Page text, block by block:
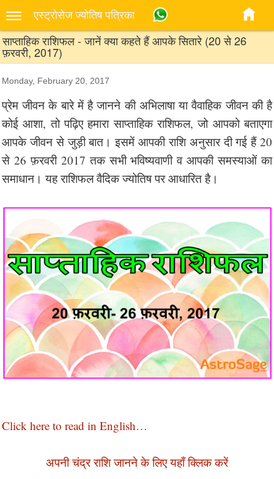
एस्‍ट्रोसेज ज्‍योतिष पत्रिका
साप्ताहिक राशिफल - जानें क्या कहते हैं आपके सितारे (20 से 26
फ़रवरी, 2017)
Monday, February 20, 2017
प्रेम जीवन के बारे में है जानने की अभिलाषा या वैवाहिक जीवन की है
कोई आशा, तो पढ़िए हमारा साप्ताहिक राशिफल, जो आपको बताएगा
आपके जीवन से जुड़ी बात। इसमें आपकी राशि अनुसार दी गई हैं 20
से 26 फ़रवरी 2017 तक सभी भविष्यवाणी व आपकी समस्याओं का
समाधान। यह राशिफल वैदिक ज्योतिष पर आधारित है।
Click here to read in English…
अपनी चंद्र राशि जानने के लिए यहाँ क्लिक करें